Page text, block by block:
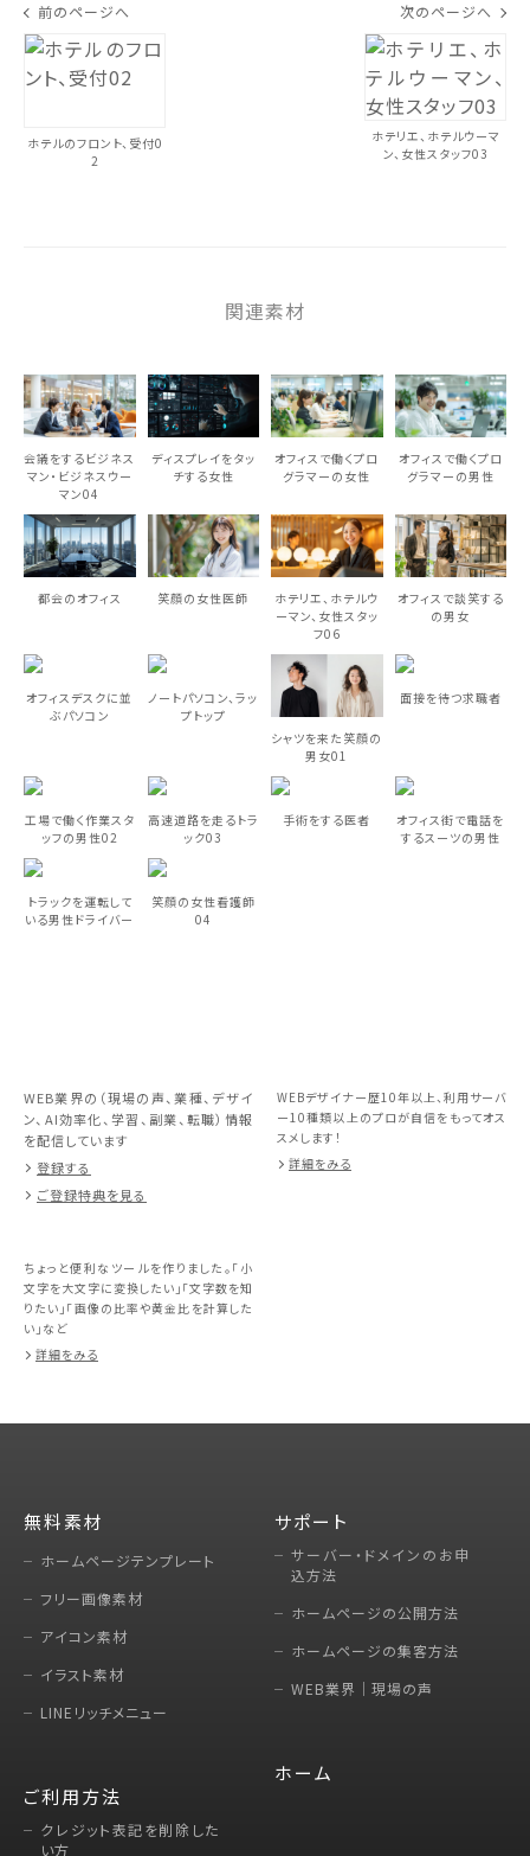
前のページへ
ホテルのフロント、受付0
2
次のページへ
ホテリエ、ホテルウーマ
ン、女性スタッフ03
関連素材
会議をするビジネス
マン・ビジネスウー
マン04
ディスプレイをタッ
チする女性
オフィスで働くプロ
グラマーの女性
オフィスで働くプロ
グラマーの男性
都会のオフィス 笑顔の女性医師
ホテリエ、ホテルウ
ーマン、女性スタッ
フ06
オフィスで談笑する
の男女
オフィスデスクに並
ぶパソコン
ノートパソコン、ラッ
プトップ
シャツを来た笑顔の
男女01
面接を待つ求職者
工場で働く作業スタ
ッフの男性02
高速道路を走るトラ
ック03
手術をする医者
オフィス街で電話を
するスーツの男性
トラックを運転して
いる男性ドライバー
笑顔の女性看護師
04
WEB業界の（現場の声、業種、デザイ
ン、AI効率化、学習、副業、転職）情報
を配信しています
登録する
ご登録特典を見る
WEBデザイナー歴10年以上、利用サーバ
ー10種類以上のプロが自信をもってオス
スメします！
詳細をみる
ちょっと便利なツールを作りました。「小
文字を大文字に変換したい」「文字数を知
りたい」「画像の比率や黄金比を計算した
い」など
詳細をみる
無料素材
ホームページテンプレート
フリー画像素材
アイコン素材
イラスト素材
LINEリッチメニュー
ご利用方法
クレジット表記を削除した
い方
サポート
サーバー・ドメインのお申
込方法
ホームページの公開方法
ホームページの集客方法
WEB業界｜現場の声
ホーム